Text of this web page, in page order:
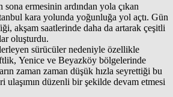
ermesinin ardından yola çıkan
kara yolunda yoğunluğa yol açtı. Gün
akşam saatlerinde daha da artarak çeşitli
oluşturdu.
sürücüler nedeniyle özellikle
Yenice ve Beyazköy bölgelerinde
zaman zaman düşük hızla seyrettiği bu
ulaşımın düzenli bir şekilde devam etmesi